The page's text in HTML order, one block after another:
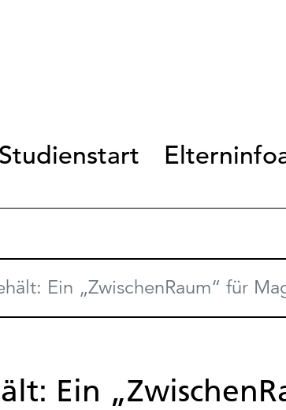
Studienstart
Ein „ZwischenRaum“ für
Ein